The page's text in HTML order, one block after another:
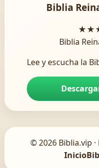
Biblia
Biblia
Lee y escucha la
© 2026 Biblia.vip
Inicio